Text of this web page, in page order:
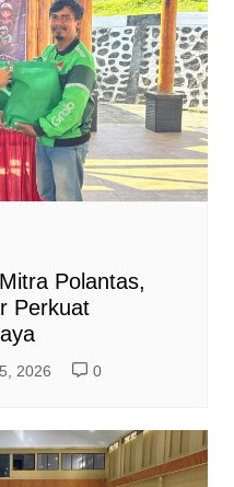
Polantas,
Perkuat
2026 0